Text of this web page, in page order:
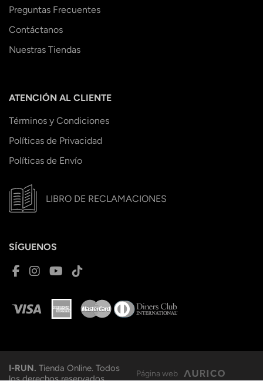
Preguntas Frecuentes
Contáctanos
Nuestras Tiendas
ATENCIÓN AL CLIENTE
Términos y Condiciones
Políticas de Privacidad
Políticas de Envío
LIBRO DE RECLAMACIONES
SÍGUENOS
I-RUN. Tienda Online. Todos
los derechos reservados.
Página web